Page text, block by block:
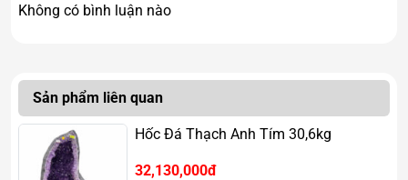
Không có bình luận nào
Sản phẩm liên quan
Hốc Đá Thạch Anh Tím 30,6kg
32,130,000đ